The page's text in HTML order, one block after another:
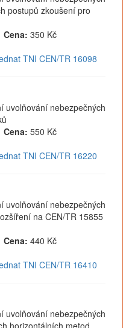
postupů zkoušení pro
Cena: 350 Kč
TNI CEN/TR 16098
uvolňování nebezpečných
Cena: 550 Kč
TNI CEN/TR 16220
uvolňování nebezpečných
na CEN/TR 15855
Cena: 440 Kč
TNI CEN/TR 16410
uvolňování nebezpečných
horizontálních metod